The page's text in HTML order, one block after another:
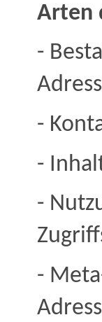
Arten
-
-
-
-
-